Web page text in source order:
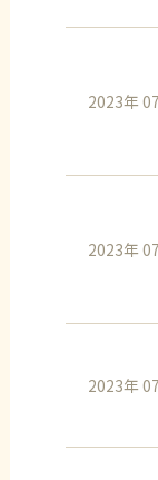
2023年
2023年
2023年